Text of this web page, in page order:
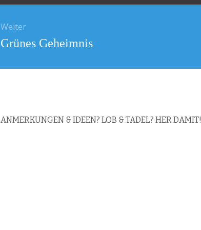
Weiter
Nächster
Grünes Geheimnis
ANMERKUNGEN & IDEEN? LOB & TADEL? HER DAMIT!